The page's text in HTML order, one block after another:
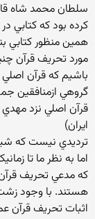
سلطان‌ محمد شاه‌
كرده‌ بود كه‌ كتابي‌
همين‌ منظور كتابي‌
مورد تحريف‌ قرآن‌
باشيم‌ كه‌ قرآن‌ اصلي‌
گروهي‌ ازمنافقين‌
ايران‌)
ترديدي‌ نيست‌ كه‌
اما به‌ نظر ما تا
كه مدعي تحريف
هستند. با وجود
اثبات تحريف قرآن